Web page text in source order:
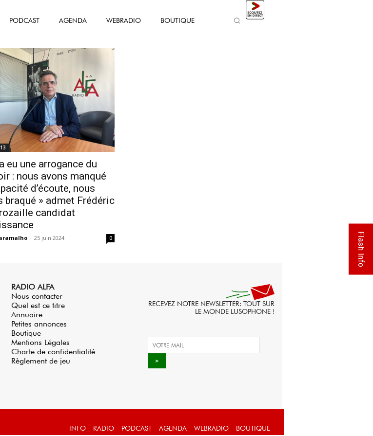
PODCAST AGENDA WEBRADIO BOUTIQUE
de-Marne
eu une arrogance du
: nous avons manqué
d’écoute, nous
braqué » admet Frédéric
candidat
- 25 juin 2024 0
RADIO ALFA
Nous contacter
Quel est ce titre
Annuaire
Petites annonces
Boutique
Mentions Légales
Charte de confidentialité
Règlement de jeu
RECEVEZ NOTRE NEWSLETTER: TOUT SUR
LE MONDE LUSOPHONE !
INFO RADIO PODCAST AGENDA WEBRADIO BOUTIQUE
Flash Info